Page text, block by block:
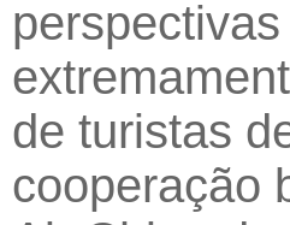
de turistas
cooperação